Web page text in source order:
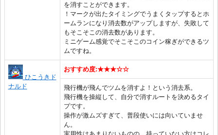
を消すことができます。
！マークが出たタイミングでうまくタップするとホ
ームランになり消去数がアップしますが、失敗して
もそこそこの消去数があります。
ミニゲーム感覚でそこそこのコイン稼ぎができるツ
ムですね。
ひこうきド
ナルド
おすすめ度:★★★☆☆
飛行機が飛んでツムを消すよ！という消去系。
飛行機を操縦して、自分で消すルートを決めるタイ
プです。
操作が激ムズすぎて、普段使いには向いていませ
ん。